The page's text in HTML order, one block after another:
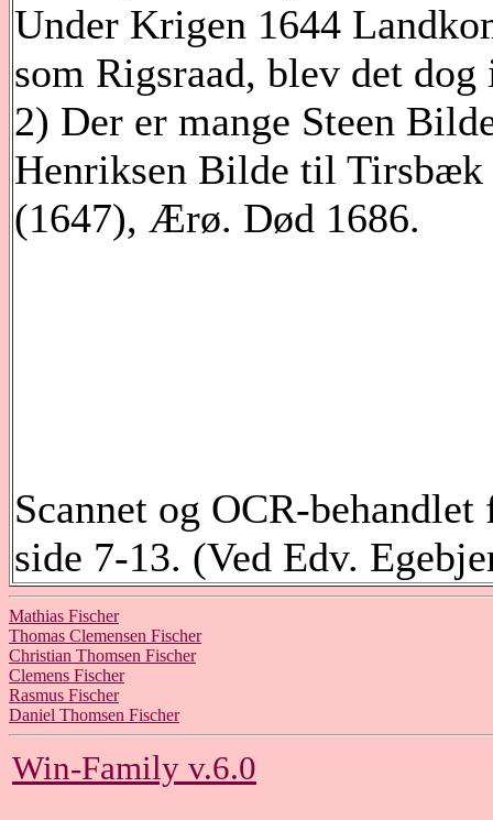
Under Krigen 1644
som Rigsraad, blev det dog
2) Der er mange Steen
Henriksen Bilde til Tirsbæk
(1647), Ærø. Død 1686.
Scannet og OCR-
side 7-13. (Ved Edv.
Mathias Fischer
Thomas Clemensen Fischer
Christian Thomsen Fischer
Clemens Fischer
Rasmus Fischer
Daniel Thomsen Fischer
Win-Family v.6.0